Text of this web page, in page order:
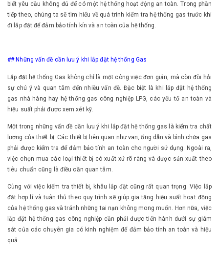
biết yêu cầu không đủ để có một hệ thống hoạt động an toàn. Trong phần
tiếp theo, chúng ta sẽ tìm hiểu về quá trình kiểm tra hệ thống gas trước khi
đi lắp đặt để đảm bảo tính kín và an toàn của hệ thống.
## Những vấn đề cần lưu ý khi lắp đặt hệ thống Gas
Lắp đặt hệ thống Gas không chỉ là một công việc đơn giản, mà còn đòi hỏi
sự chú ý và quan tâm đến nhiều vấn đề. Đặc biệt là khi lắp đặt hệ thống
gas nhà hàng hay hệ thống gas công nghiệp LPG, các yếu tố an toàn và
hiệu suất phải được xem xét kỹ.
Một trong những vấn đề cần lưu ý khi lắp đặt hệ thống gas là kiểm tra chất
lượng của thiết bị. Các thiết bị liên quan như van, ống dẫn và bình chứa gas
phải được kiểm tra để đảm bảo tính an toàn cho người sử dụng. Ngoài ra,
việc chọn mua các loại thiết bị có xuất xứ rõ ràng và được sản xuất theo
tiêu chuẩn cũng là điều cần quan tâm.
Cùng với việc kiểm tra thiết bị, khâu lắp đặt cũng rất quan trọng. Việc lắp
đặt hợp lí và tuân thủ theo quy trình sẽ giúp gia tăng hiệu suất hoạt động
của hệ thống gas và tránh những tai nạn không mong muốn. Hơn nữa, việc
lắp đặt hệ thống gas công nghiệp cần phải được tiến hành dưới sự giám
sát của các chuyên gia có kinh nghiệm để đảm bảo tính an toàn và hiệu
quả.